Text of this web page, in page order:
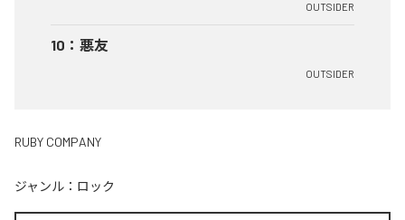
OUTSIDER
10 ： 悪友
OUTSIDER
RUBY COMPANY
ジャンル： ロック